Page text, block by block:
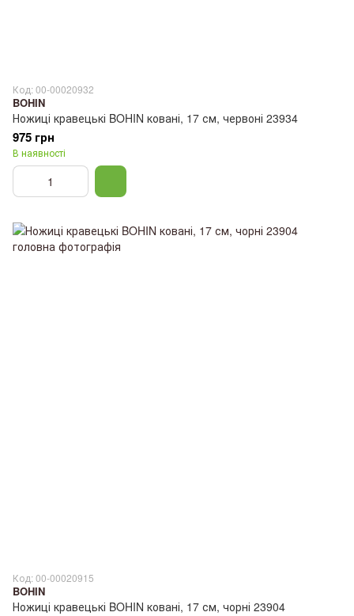
Код: 00-00020932
BOHIN
Ножиці кравецькі BOHIN ковані, 17 см, червоні 23934
975 грн
В наявності
Код: 00-00020915
BOHIN
Ножиці кравецькі BOHIN ковані, 17 см, чорні 23904